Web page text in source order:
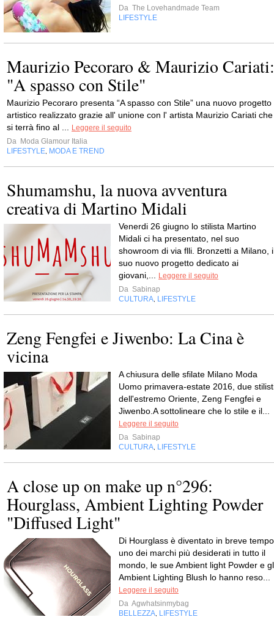
Da The Lovehandmade Team
LIFESTYLE
Maurizio Pecoraro & Maurizio Cariati:
"A spasso con Stile"
Maurizio Pecoraro presenta “A spasso con Stile” una nuovo progetto
artistico realizzato grazie all' unione con l' artista Maurizio Cariati che
si terrà fino al ... Leggere il seguito
Da Moda Glamour Italia
LIFESTYLE, MODA E TREND
Shumamshu, la nuova avventura
creativa di Martino Midali
Venerdi 26 giugno lo stilista Martino
Midali ci ha presentato, nel suo
showroom di via flli. Bronzetti a Milano,
suo nuovo progetto dedicato ai
giovani,... Leggere il seguito
Da Sabinap
CULTURA, LIFESTYLE
Zeng Fengfei e Jiwenbo: La Cina è
vicina
A chiusura delle sfilate Milano Moda
Uomo primavera-estate 2016, due
dell'estremo Oriente, Zeng Fengfei e
Jiwenbo.A sottolineare che lo stile e il...
Leggere il seguito
Da Sabinap
CULTURA, LIFESTYLE
A close up on make up n°296:
Hourglass, Ambient Lighting Powder
"Diffused Light"
Di Hourglass è diventato in breve tempo
uno dei marchi più desiderati in tutto il
mondo, le sue Ambient light Powder e
Ambient Lighting Blush lo hanno reso...
Leggere il seguito
Da Agwhatsinmybag
BELLEZZA, LIFESTYLE